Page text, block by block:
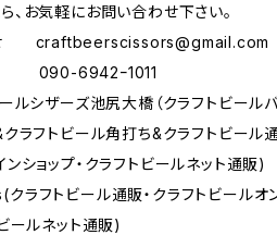
、お気軽にお問い合わせ下さい。
せ craftbeerscissors@gmail.com
090-6942ｰ1011
ールシザーズ池尻大橋（クラフトビール
ラフトビール角打ち&クラフトビール通
ショップ・クラフトビールネット通販)
フトビール通販・クラフトビールオ
ールネット通販)